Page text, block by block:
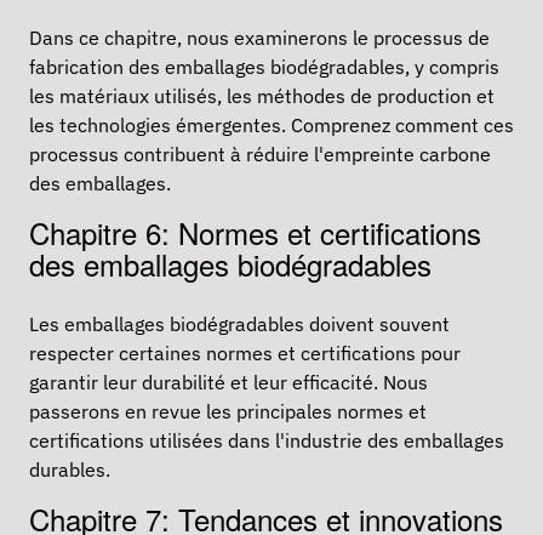
Dans ce chapitre, nous examinerons le processus de
fabrication des emballages biodégradables, y compris
les matériaux utilisés, les méthodes de production et
les technologies émergentes. Comprenez comment ces
processus contribuent à réduire l'empreinte carbone
des emballages.
Chapitre 6: Normes et certifications
des emballages biodégradables
Les emballages biodégradables doivent souvent
respecter certaines normes et certifications pour
garantir leur durabilité et leur efficacité. Nous
passerons en revue les principales normes et
certifications utilisées dans l'industrie des emballages
durables.
Chapitre 7: Tendances et innovations